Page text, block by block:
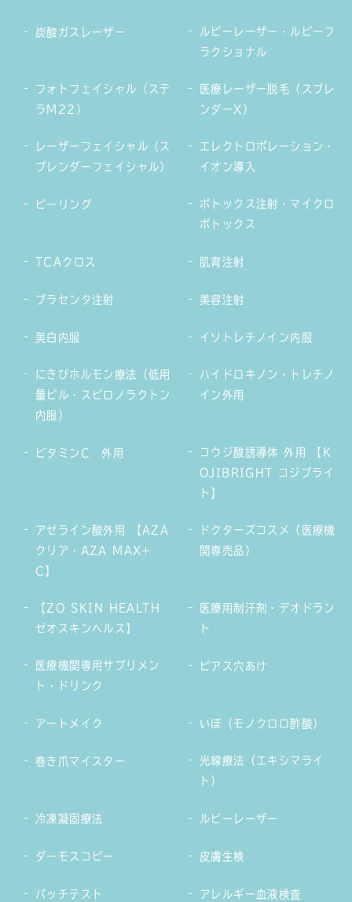
炭酸ガスレーザー
ルビーレーザー・ルビーフ
ラクショナル
フォトフェイシャル（ステ
ラM22）
医療レーザー脱毛（スプレ
ンダーX）
レーザーフェイシャル（ス
プレンダーフェイシャル）
エレクトロポレーション・
イオン導入
ピーリング
ボトックス注射・マイクロ
ボトックス
TCAクロス 肌育注射
プラセンタ注射 美容注射
美白内服 イソトレチノイン内服
にきびホルモン療法（低用
量ピル・スピロノラクトン
内服）
ハイドロキノン・トレチノ
イン外用
ビタミンC 外用
コウジ酸誘導体 外用 【K
OJIBRIGHT コジブライ
ト】
アゼライン酸外用 【AZA
クリア・AZA MAX+
C】
ドクターズコスメ（医療機
関専売品）
【ZO SKIN HEALTH
ゼオスキンヘルス】
医療用制汗剤・デオドラン
ト
医療機関専用サプリメン
ト・ドリンク
ピアス穴あけ
アートメイク いぼ（モノクロロ酢酸）
巻き爪マイスター
光線療法（エキシマライ
ト）
冷凍凝固療法 ルビーレーザー
ダーモスコピー 皮膚生検
パッチテスト アレルギー血液検査